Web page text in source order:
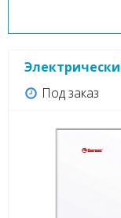
Под заказ